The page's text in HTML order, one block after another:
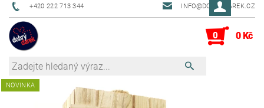
+420 222 713 344 INFO@DOBRYDAREK.CZ
0 0 Kč
NOVINKA